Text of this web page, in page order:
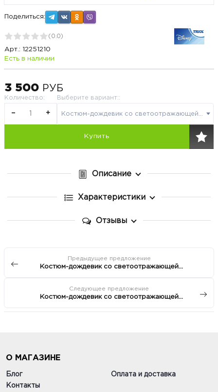
Поделиться:
( 0.0)
Арт.: 12251210
Есть в наличии
3 500 РУБ
Количество:
− +
Выберите вариант::
Купить
Описание
Характеристики
Отзывы
Предыдущее предложение
Костюм-дождевик со светоотражающей
Следующее предложение
Костюм-дождевик со светоотражающей
О МАГАЗИНЕ
Блог
Оплата и доставка
Контакты